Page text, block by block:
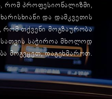
რომ პროფესიონალიზმი,
და დამკვეთის
რომ თქვენი მოგზაურობა
საჭიროა მხოლოდ
მოგვცეთ, დაგეხმაროთ.